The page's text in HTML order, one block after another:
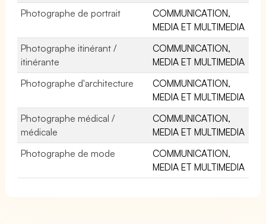
Photographe de portrait
COMMUNICATION,
MEDIA ET MULTIMEDIA
Photographe itinérant /
itinérante
COMMUNICATION,
MEDIA ET MULTIMEDIA
Photographe d'architecture
COMMUNICATION,
MEDIA ET MULTIMEDIA
Photographe médical /
médicale
COMMUNICATION,
MEDIA ET MULTIMEDIA
Photographe de mode
COMMUNICATION,
MEDIA ET MULTIMEDIA